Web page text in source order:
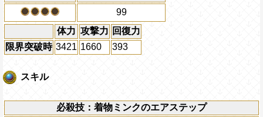
99
体力 攻撃力 回復力
限界突破時 3421 1660 393
スキル
必殺技：着物ミンクのエアステップ